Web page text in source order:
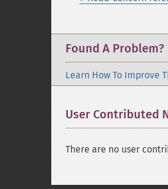
Found A Problem?
Learn How To Improve
User Contributed
There are no user